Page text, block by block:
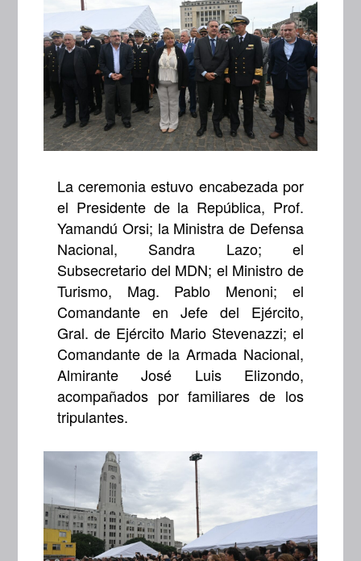
La ceremonia estuvo encabezada por
el Presidente de la República, Prof.
Yamandú Orsi; la Ministra de Defensa
Nacional, Sandra Lazo; el
Subsecretario del MDN; el Ministro de
Turismo, Mag. Pablo Menoni; el
Comandante en Jefe del Ejército,
Gral. de Ejército Mario Stevenazzi; el
Comandante de la Armada Nacional,
Almirante José Luis Elizondo,
acompañados por familiares de los
tripulantes.